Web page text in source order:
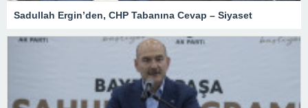
Sadullah Ergin’den, CHP Tabanına Cevap – Siyaset